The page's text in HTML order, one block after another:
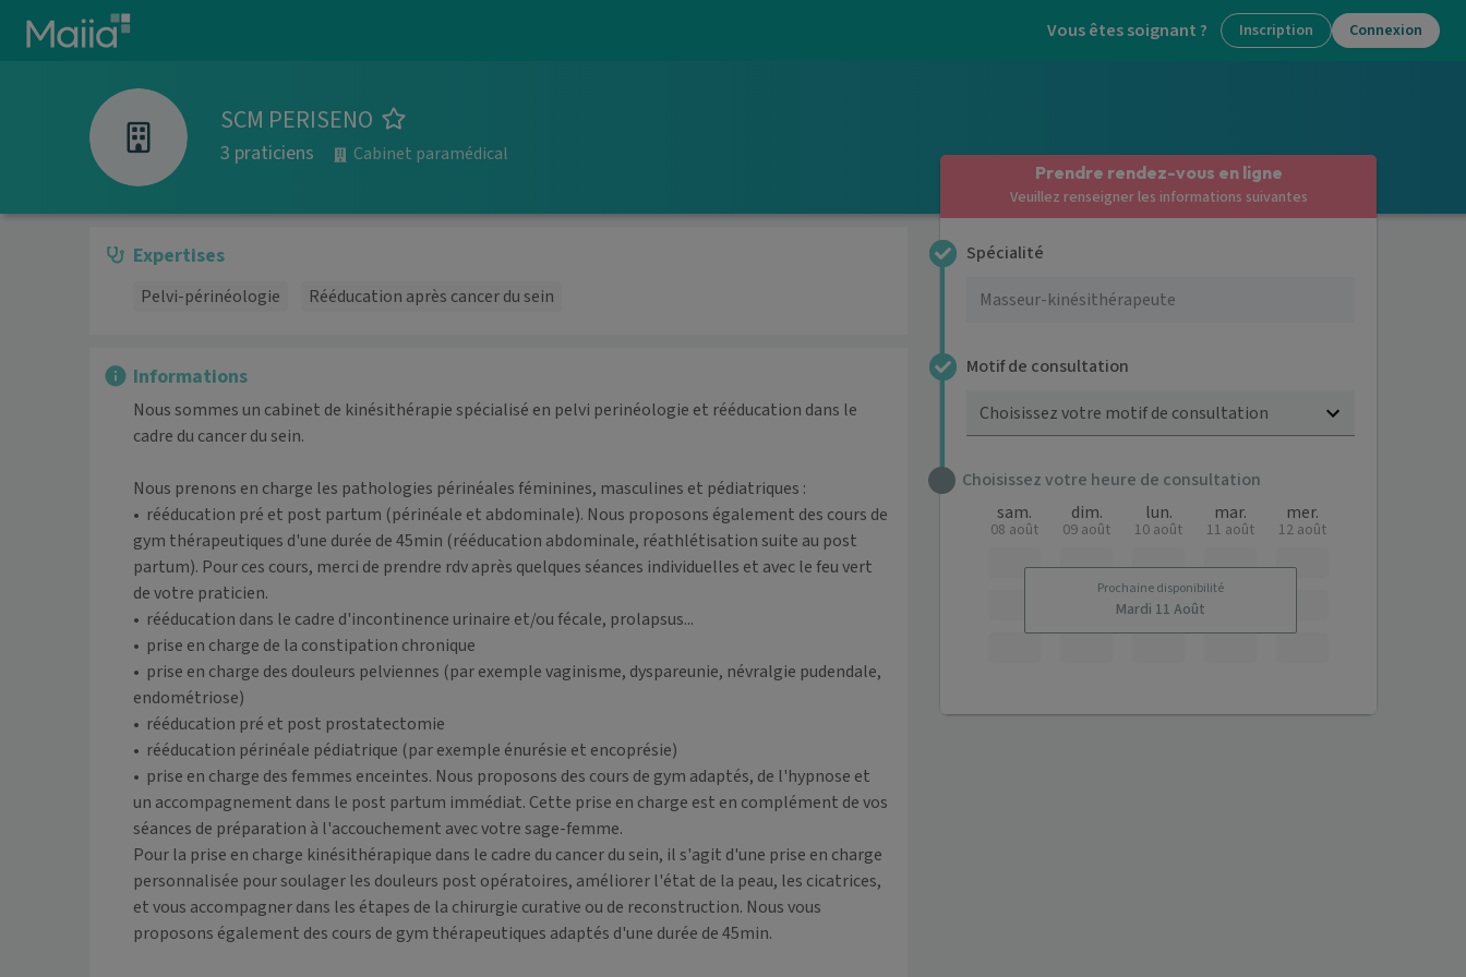
Aller au contenu principal Vous êtes soignant ? Inscription Connexion
SCM PERISENO
3 praticiens Cabinet paramédical
Expertises
Pelvi-périnéologie Rééducation après cancer du sein
Informations
Nous sommes un cabinet de kinésithérapie spécialisé en pelvi perinéologie et rééducation dans le
cadre du cancer du sein.
Nous prenons en charge les pathologies périnéales féminines, masculines et pédiatriques :
•	rééducation pré et post partum (périnéale et abdominale). Nous proposons également des cours de
gym thérapeutiques d'une durée de 45min (rééducation abdominale, réathlétisation suite au post
partum). Pour ces cours, merci de prendre rdv après quelques séances individuelles et avec le feu vert
de votre praticien.
•	rééducation dans le cadre d'incontinence urinaire et/ou fécale, prolapsus...
•	prise en charge de la constipation chronique
•	prise en charge des douleurs pelviennes (par exemple vaginisme, dyspareunie, névralgie pudendale,
endométriose)
•	rééducation pré et post prostatectomie
•	rééducation périnéale pédiatrique (par exemple énurésie et encoprésie)
•	prise en charge des femmes enceintes. Nous proposons des cours de gym adaptés, de l'hypnose et
un accompagnement dans le post partum immédiat. Cette prise en charge est en complément de vos
séances de préparation à l'accouchement avec votre sage-femme.
Pour la prise en charge kinésithérapique dans le cadre du cancer du sein, il s'agit d'une prise en charge
personnalisée pour soulager les douleurs post opératoires, améliorer l'état de la peau, les cicatrices,
et vous accompagner dans les étapes de la chirurgie curative ou de reconstruction. Nous vous
proposons également des cours de gym thérapeutiques adaptés d'une durée de 45min.
Prendre rendez-vous en ligne
Veuillez renseigner les informations suivantes
Spécialité
Motif de consultation
Choisissez votre motif de consultation
Choisissez votre heure de consultation
Prochaine disponibilité
Mardi 11 Août
sam.
08 août
dim.
09 août
lun.
10 août
mar.
11 août
mer.
12 août